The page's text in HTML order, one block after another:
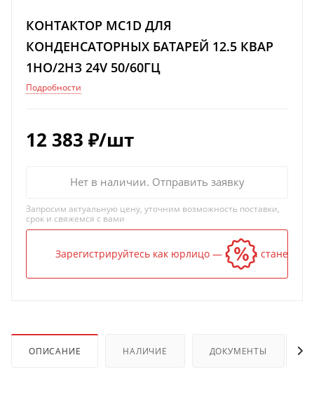
КОНТАКТОР MC1D ДЛЯ
КОНДЕНСАТОРНЫХ БАТАРЕЙ 12.5 КВАР
1НО/2НЗ 24V 50/60ГЦ
Подробности
12 383 ₽/шт
Нет в наличии. Отправить заявку
Запросим актуальную цену, уточним возможность поставки,
срок и свяжемся с вами
Зарегистрируйтесь как юрлицо — и цена станет
ОПИСАНИЕ НАЛИЧИЕ ДОКУМЕНТЫ